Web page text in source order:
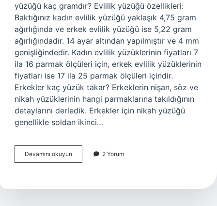
yüzüğü kaç gramdır? Evlilik yüzüğü özellikleri:
Baktığınız kadın evlilik yüzüğü yaklaşık 4,75 gram
ağırlığında ve erkek evlilik yüzüğü ise 5,22 gram
ağırlığındadır. 14 ayar altından yapılmıştır ve 4 mm
genişliğindedir. Kadın evlilik yüzüklerinin fiyatları 7
ila 16 parmak ölçüleri için, erkek evlilik yüzüklerinin
fiyatları ise 17 ila 25 parmak ölçüleri içindir.
Erkekler kaç yüzük takar? Erkeklerin nişan, söz ve
nikah yüzüklerinin hangi parmaklarına takıldığının
detaylarını derledik. Erkekler için nikah yüzüğü
genellikle soldan ikinci…
Devamını okuyun
Kaç
Yüzük
2 Yorum